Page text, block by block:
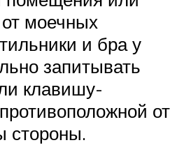
моечных
и бра у
запитывать
клавишу-
от
стороны.